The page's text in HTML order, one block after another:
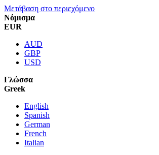
Μετάβαση στο περιεχόμενο
Νόμισμα
EUR
AUD
GBP
USD
Γλώσσα
Greek
English
Spanish
German
French
Italian